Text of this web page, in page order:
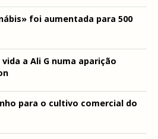
foi aumentada para 500
a Ali G numa aparição
para o cultivo comercial do